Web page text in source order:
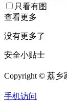
只看有图
查看更多
没有更多了
安全小贴士
Copyright © 荔乡
手机访问